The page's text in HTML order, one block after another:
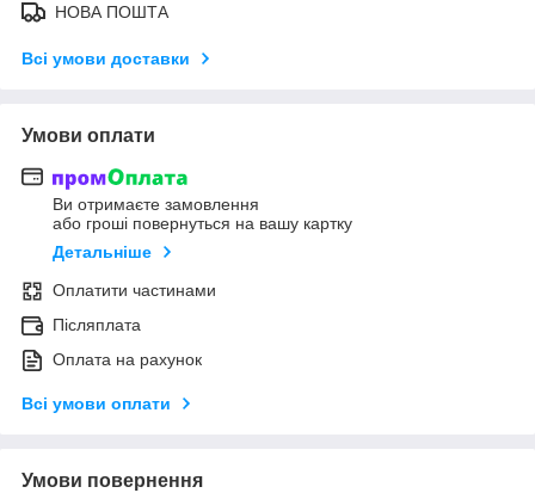
НОВА ПОШТА
Всі умови доставки
Умови оплати
Ви отримаєте замовлення
або гроші повернуться на вашу картку
Детальніше
Оплатити частинами
Післяплата
Оплата на рахунок
Всі умови оплати
Умови повернення